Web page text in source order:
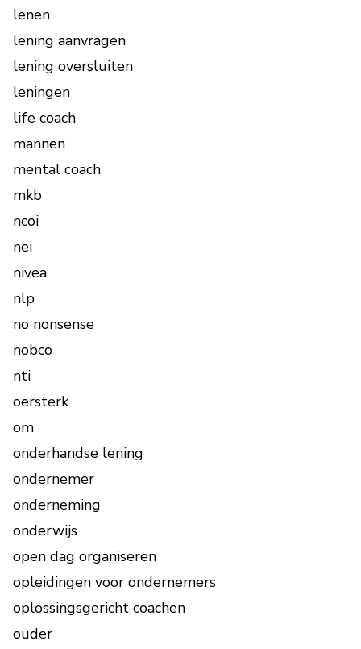
lenen
lening aanvragen
lening oversluiten
leningen
life coach
mannen
mental coach
mkb
ncoi
nei
nivea
nlp
no nonsense
nobco
nti
oersterk
om
onderhandse lening
ondernemer
onderneming
onderwijs
open dag organiseren
opleidingen voor ondernemers
oplossingsgericht coachen
ouder